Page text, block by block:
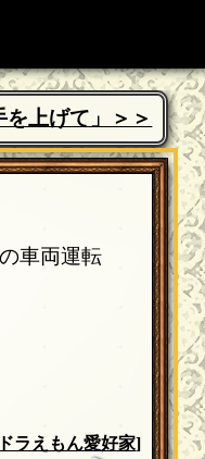
を上げて」＞＞
車両運転
ドラえもん愛好家]